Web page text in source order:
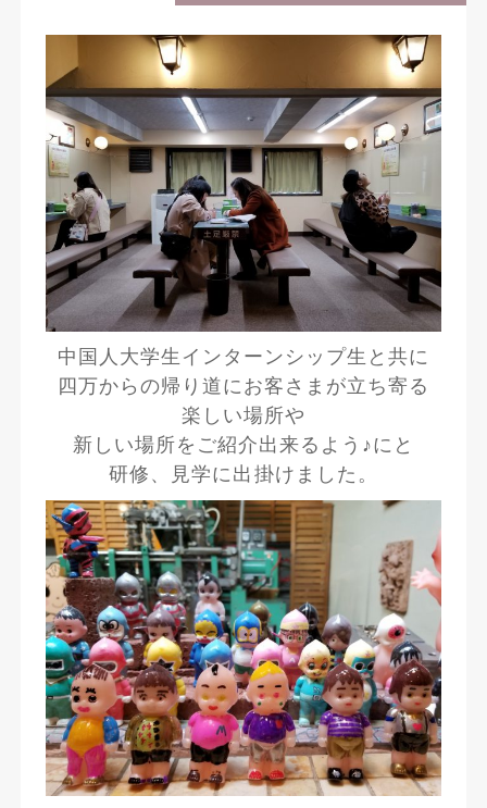
中国人大学生インターンシップ生と共に
四万からの帰り道にお客さまが立ち寄る
楽しい場所や
新しい場所をご紹介出来るよう♪にと
研修、見学に出掛けました。